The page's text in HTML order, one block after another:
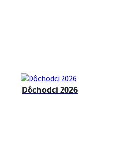
Dôchodci 2026